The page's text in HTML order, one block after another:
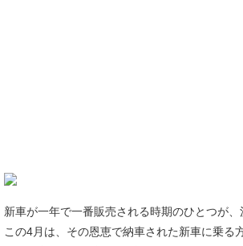
新車が一年で一番販売される時期のひとつが、
この4月は、その恩恵で納車された新車に乗る